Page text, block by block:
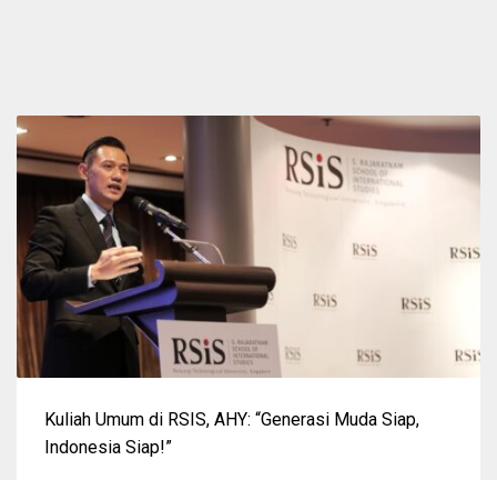
Kuliah Umum di RSIS, AHY: “Generasi Muda Siap,
Indonesia Siap!”